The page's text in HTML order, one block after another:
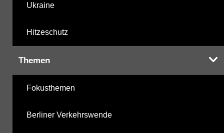
Ukraine
Hitzeschutz
Themen
Fokusthemen
Berliner Verkehrswende